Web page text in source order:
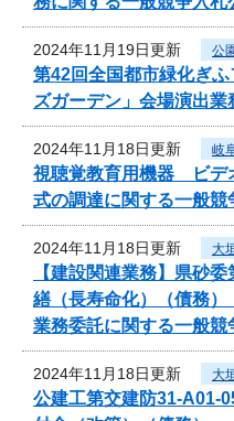
2024年11月19日更新 公
第42回全国都市緑化ぎ
ズガーデン」会場演出
2024年11月18日更新 岐
視聴覚教育用機器 ビデ
式の調達に関する一般競
2024年11月18日更新 大
【建設関連業務】県砂
繕（長寿命化）（債務
業務委託に関する一般競
2024年11月18日更新 大
公建工第交建防31-A01-